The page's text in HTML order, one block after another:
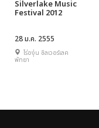
Silverlake Music
Festival 2012
28 ม.ค. 2555
ไร่องุ่น ซิลเวอร์เลค
พัทยา